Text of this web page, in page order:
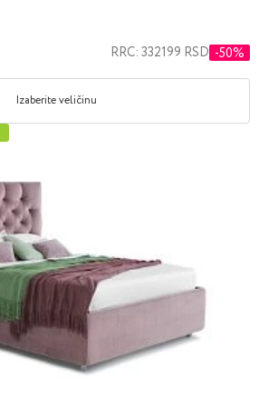
RRC: 332199 RSD -50%
Izaberite veličinu